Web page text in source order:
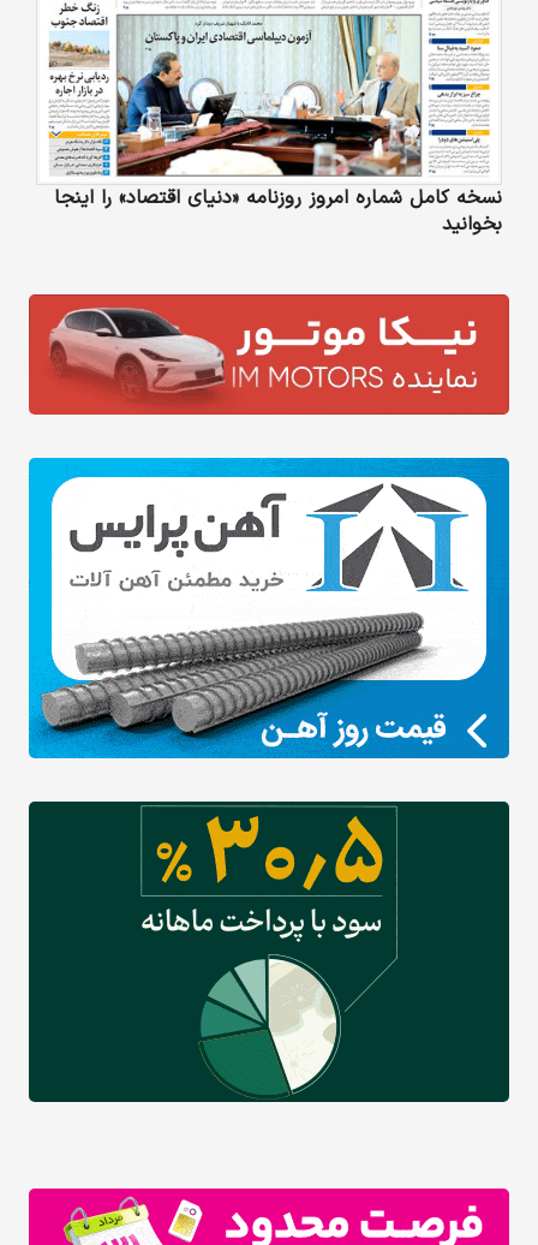
نسخه کامل شماره امروز روزنامه «دنیای‌ اقتصاد» را اینجا
بخوانید